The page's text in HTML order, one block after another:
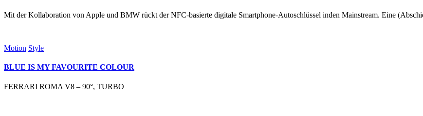
Mit der Kollaboration von Apple und BMW rückt der NFC-basierte digitale Smartphone-Autoschlüssel inden Mainstream. Eine
Motion Style
BLUE IS MY FAVOURITE COLOUR
FERRARI ROMA V8 – 90°, TURBO